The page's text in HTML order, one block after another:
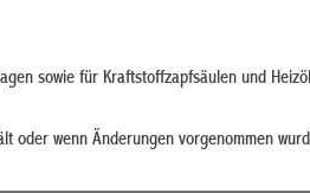
sowie für Kraftstoffzapfsäulen und
oder wenn Änderungen vorgenommen